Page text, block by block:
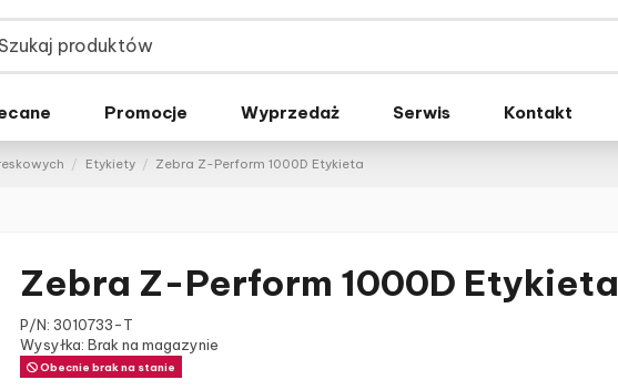
Promocje Wyprzedaż Serwis Kontakt
Etykiety Zebra Z-Perform 1000D Etykieta
Zebra Z-Perform 1000D Etykieta
P/N: 3010733-T
Wysyłka: Brak na magazynie
Obecnie brak na stanie